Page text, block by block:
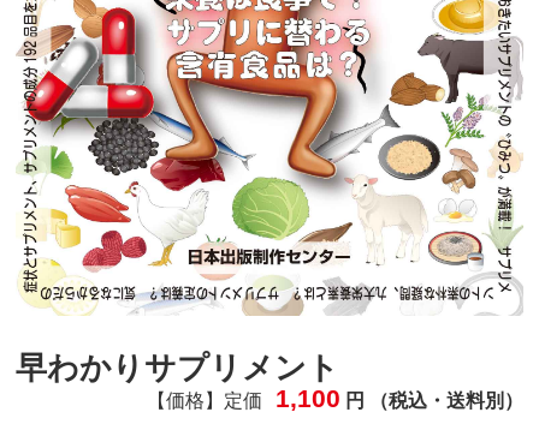
早わかりサプリメント
【価格】定価 1,100 円 （税込・送料別）